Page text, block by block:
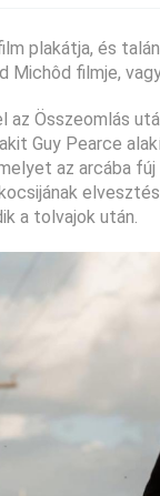
plakátja, és
Michôd filmje,
Összeomlás
Guy Pearce
az arcába
a tolvajok után.